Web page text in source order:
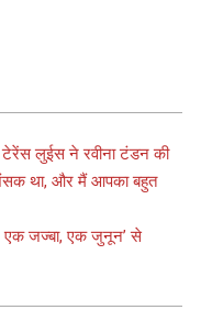
लुईस ने रवीना टंडन की
था, और मैं आपका बहुत
एक जज्बा, एक जुनून’ से